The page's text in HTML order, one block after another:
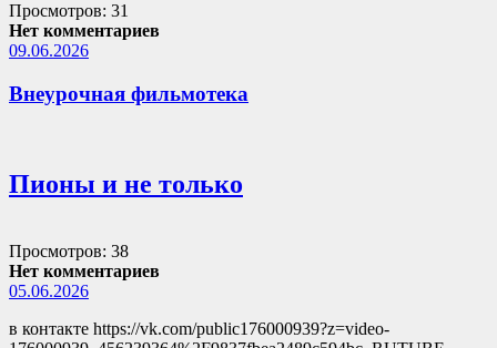
Просмотров: 31
Нет комментариев
09.06.2026
Внеурочная фильмотека
Пионы и не только
Просмотров: 38
Нет комментариев
05.06.2026
в контакте https://vk.com/public176000939?z=video-